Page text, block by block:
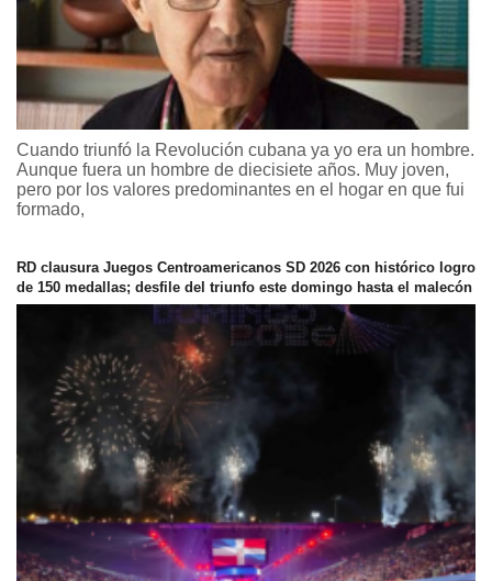
Cuando triunfó la Revolución cubana ya yo era un hombre.
Aunque fuera un hombre de diecisiete años. Muy joven,
pero por los valores predominantes en el hogar en que fui
formado,
RD clausura Juegos Centroamericanos SD 2026 con histórico logro
de 150 medallas; desfile del triunfo este domingo hasta el malecón